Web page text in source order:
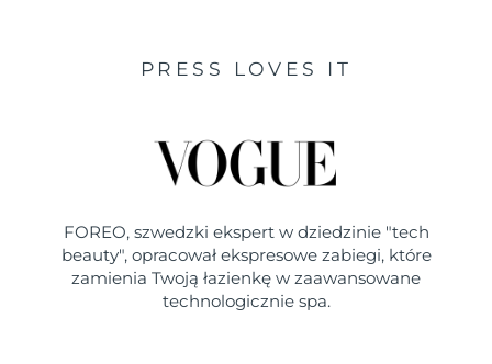
PRESS LOVES IT
FOREO, szwedzki ekspert w dziedzinie "tech
beauty", opracował ekspresowe zabiegi, które
zamienia Twoją łazienkę w zaawansowane
technologicznie spa.